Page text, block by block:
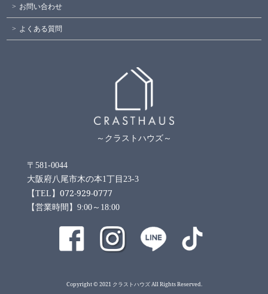
お問い合わせ
よくある質問
～クラストハウズ～
〒581-0044
大阪府八尾市木の本1丁目23-3
【TEL】072-929-0777
【営業時間】9:00～18:00
Copyright © 2021 クラストハウズ All Rights Reserved.